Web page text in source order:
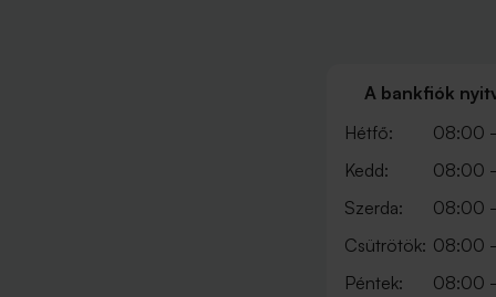
A bankfiók
Hétfő:
08:00
Kedd:
08:00
Szerda:
08:00
Csütrötök: 08:00
Péntek:
08:00